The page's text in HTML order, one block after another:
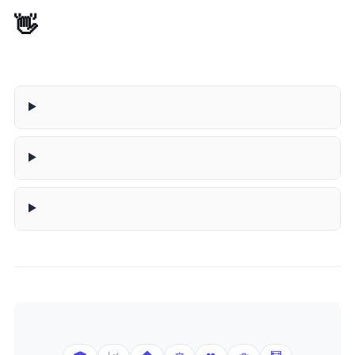
👋 Generador de Cartas de Renuncia